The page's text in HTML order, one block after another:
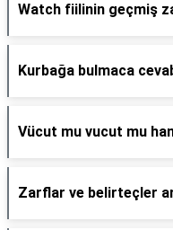
Watch fiilinin geçmiş
Kurbağa bulmaca
Vücut mu vucut mu
Zarflar ve belirteçler